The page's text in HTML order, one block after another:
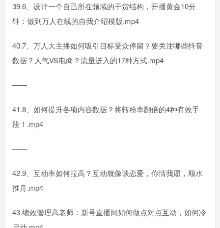
39.6、设计一个自己所在领域的干货结构，开播黄金10分
钟：做到万人在线的自我介绍模版.mp4
40.7、万人大主播如何吸引目标受众停留？要关注哪些抖音
数据？人气VS电商？流量进入的17种方式.mp4
――
41.8、如何提升各项内容数据？将转粉率翻倍的4种有效手
段！.mp4
――
42.9、互动率如何拉高？互动就像谈恋爱，你情我愿，顺水
推舟.mp4
43.绩效管理高老师：新号直播间如何做点对点互动，如何冷